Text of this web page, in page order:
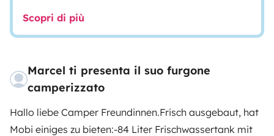
Scopri di più
Marcel ti presenta il suo furgone
camperizzato
Hallo liebe Camper Freundinnen.Frisch ausgebaut, hat
Mobi einiges zu bieten:-84 Liter Frischwassertank mit